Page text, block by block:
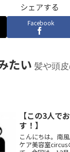
シェアする
Facebook
たい 髪や頭
【この3人で
す！】
こんにちは。南
ケア美容室circus